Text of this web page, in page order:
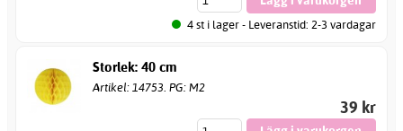
4 st i lager - Leveranstid: 2-3 vardagar
Storlek: 40 cm
Artikel: 14753. PG: M2
39 kr